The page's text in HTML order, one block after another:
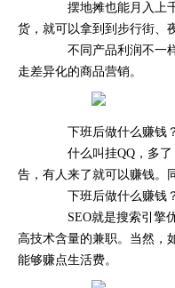
摆地摊也能月入上千
货，就可以拿到到步行街、
不同产品利润不一样
走差异化的商品营销。
下班后做什么赚钱
什么叫挂QQ，多了
告，有人来了就可以赚钱。
下班后做什么赚钱
SEO就是搜索引擎优
高技术含量的兼职。当然，
能够赚点生活费。